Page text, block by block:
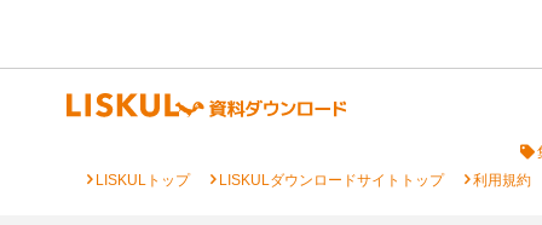
chevron_rightLISKULトップ chevron_rightLISKULダウンロードサイトトップ chevron_right利用規約